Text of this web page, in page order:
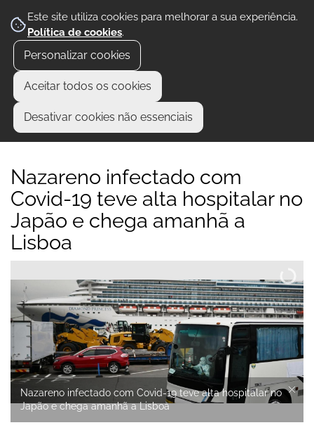
Este site utiliza cookies para melhorar a sua experiência.
Política de cookies.
Personalizar cookies
Aceitar todos os cookies
Desativar cookies não essenciais
Nazareno infectado com
Covid-19 teve alta hospitalar no
Japão e chega amanhã a
Lisboa
Nazareno infectado com Covid-19 teve alta hospitalar no
Japão e chega amanhã a Lisboa